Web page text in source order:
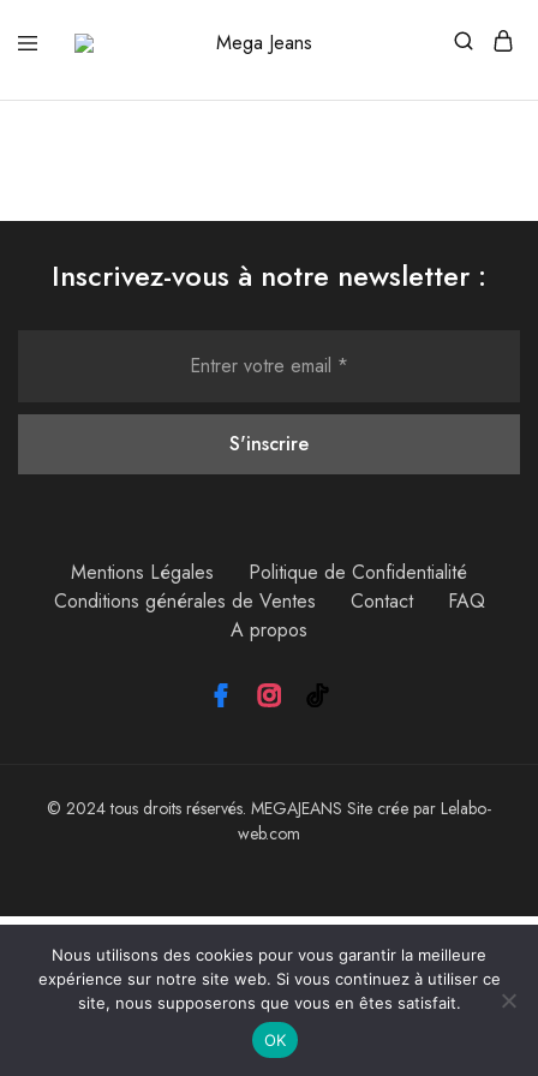
Mega
Distributeur
des
Inscrivez-vous à notre newsletter :
Mentions Légales
Politique de Confidentialité
Conditions générales de Ventes
Contact
FAQ
A propos
© 2024 tous droits réservés. MEGAJEANS Site crée par Lelabo-
web.com
Nous utilisons des cookies pour vous garantir la meilleure
expérience sur notre site web. Si vous continuez à utiliser ce
site, nous supposerons que vous en êtes satisfait.
OK